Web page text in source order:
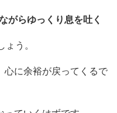
がらゆっくり息を吐く
う。
心に余裕が戻ってくるで